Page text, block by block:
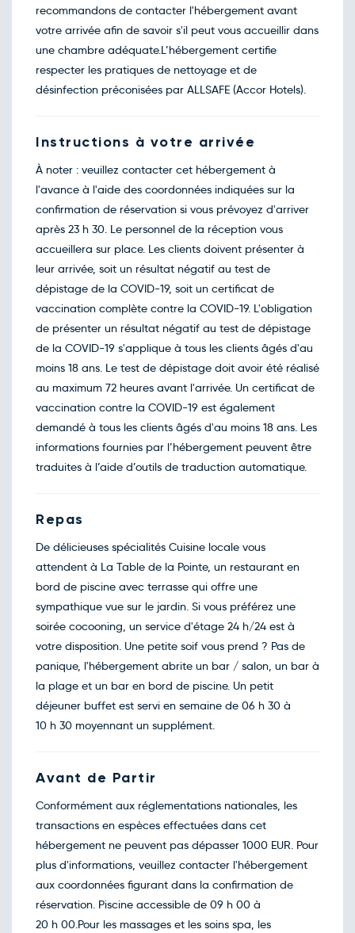
recommandons de contacter l'hébergement avant
votre arrivée afin de savoir s'il peut vous accueillir dans
une chambre adéquate.L’hébergement certifie
respecter les pratiques de nettoyage et de
désinfection préconisées par ALLSAFE (Accor Hotels).
Instructions à votre arrivée
À noter : veuillez contacter cet hébergement à
l'avance à l'aide des coordonnées indiquées sur la
confirmation de réservation si vous prévoyez d'arriver
après 23 h 30. Le personnel de la réception vous
accueillera sur place. Les clients doivent présenter à
leur arrivée, soit un résultat négatif au test de
dépistage de la COVID-19, soit un certificat de
vaccination complète contre la COVID-19. L'obligation
de présenter un résultat négatif au test de dépistage
de la COVID-19 s'applique à tous les clients âgés d'au
moins 18 ans. Le test de dépistage doit avoir été réalisé
au maximum 72 heures avant l'arrivée. Un certificat de
vaccination contre la COVID-19 est également
demandé à tous les clients âgés d'au moins 18 ans. Les
informations fournies par l’hébergement peuvent être
traduites à l’aide d’outils de traduction automatique.
Repas
De délicieuses spécialités Cuisine locale vous
attendent à La Table de la Pointe, un restaurant en
bord de piscine avec terrasse qui offre une
sympathique vue sur le jardin. Si vous préférez une
soirée cocooning, un service d'étage 24 h/24 est à
votre disposition. Une petite soif vous prend ? Pas de
panique, l'hébergement abrite un bar / salon, un bar à
la plage et un bar en bord de piscine. Un petit
déjeuner buffet est servi en semaine de 06 h 30 à
10 h 30 moyennant un supplément.
Avant de Partir
Conformément aux réglementations nationales, les
transactions en espèces effectuées dans cet
hébergement ne peuvent pas dépasser 1000 EUR. Pour
plus d'informations, veuillez contacter l'hébergement
aux coordonnées figurant dans la confirmation de
réservation. Piscine accessible de 09 h 00 à
20 h 00.Pour les massages et les soins spa, les